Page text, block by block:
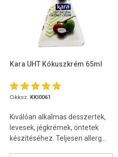
Kara UHT Kókuszkrém 65ml
Cikksz. KKI0061
Kiválóan alkalmas desszertek,
levesek, jégkrémek, öntetek
készítéséhez. Teljesen allerg...